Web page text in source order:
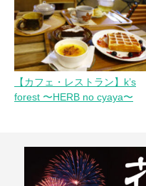
【カフェ・レストラン】k’s
forest 〜HERB no cyaya〜